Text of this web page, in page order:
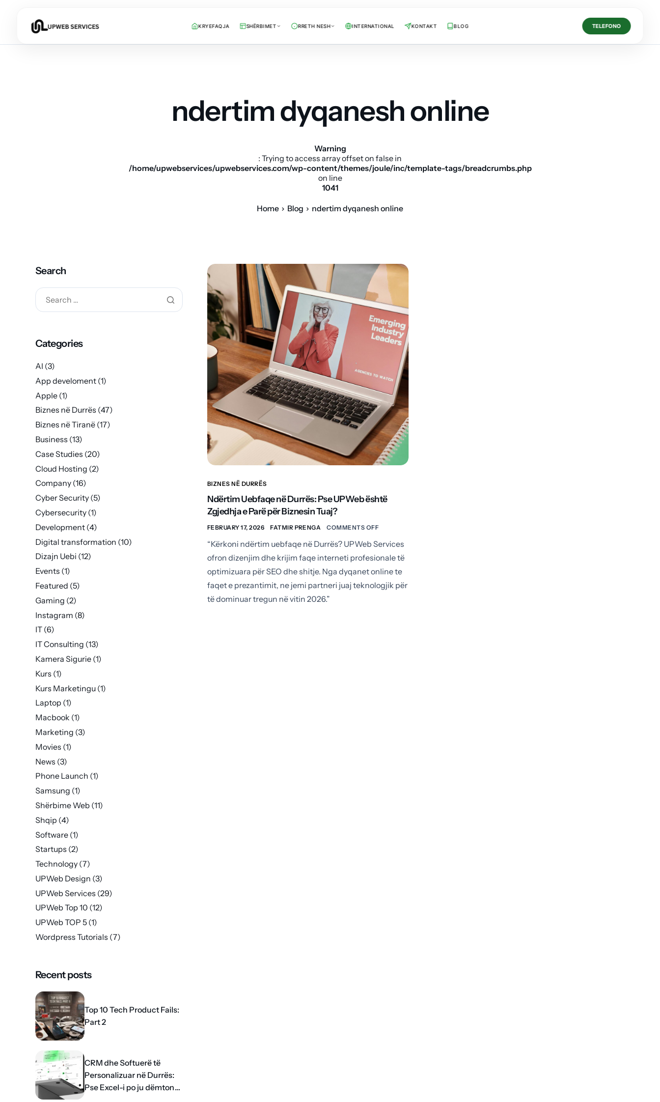
KRYEFAQJA SHËRBIMET RRETH NESH INTERNATIONAL KONTAKT BLOG TELEFONO
ndertim dyqanesh online
Warning
: Trying to access array offset on false in
/home/upwebservices/upwebservices.com/wp-content/themes/joule/inc/template-tags/breadcrumbs.php
on line
1041
Home Blog ndertim dyqanesh online
BIZNES NË DURRËS
Ndërtim Uebfaqe në Durrës: Pse UPWeb është
Zgjedhja e Parë për Biznesin Tuaj?
FEBRUARY 17, 2026 FATMIR PRENGA COMMENTS OFF
“Kërkoni ndërtim uebfaqe në Durrës? UPWeb Services
ofron dizenjim dhe krijim faqe interneti profesionale të
optimizuara për SEO dhe shitje. Nga dyqanet online te
faqet e prezantimit, ne jemi partneri juaj teknologjik për
të dominuar tregun në vitin 2026.”
Search
Categories
AI (3)
App develoment (1)
Apple (1)
Biznes në Durrës (47)
Biznes në Tiranë (17)
Business (13)
Case Studies (20)
Cloud Hosting (2)
Company (16)
Cyber Security (5)
Cybersecurity (1)
Development (4)
Digital transformation (10)
Dizajn Uebi (12)
Events (1)
Featured (5)
Gaming (2)
Instagram (8)
IT (6)
IT Consulting (13)
Kamera Sigurie (1)
Kurs (1)
Kurs Marketingu (1)
Laptop (1)
Macbook (1)
Marketing (3)
Movies (1)
News (3)
Phone Launch (1)
Samsung (1)
Shërbime Web (11)
Shqip (4)
Software (1)
Startups (2)
Technology (7)
UPWeb Design (3)
UPWeb Services (29)
UPWeb Top 10 (12)
UPWeb TOP 5 (1)
Wordpress Tutorials (7)
Recent posts
Top 10 Tech Product Fails:
Part 2
CRM dhe Softuerë të
Personalizuar në Durrës:
Pse Excel-i po ju dëmton